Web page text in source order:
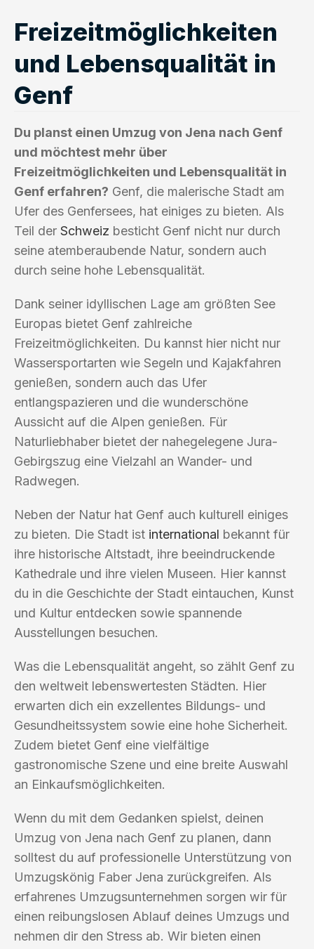
Freizeitmöglichkeiten
und Lebensqualität in
Genf
Du planst einen Umzug von Jena nach Genf
und möchtest mehr über
Freizeitmöglichkeiten und Lebensqualität in
Genf erfahren? Genf, die malerische Stadt am
Ufer des Genfersees, hat einiges zu bieten. Als
Teil der Schweiz besticht Genf nicht nur durch
seine atemberaubende Natur, sondern auch
durch seine hohe Lebensqualität.
Dank seiner idyllischen Lage am größten See
Europas bietet Genf zahlreiche
Freizeitmöglichkeiten. Du kannst hier nicht nur
Wassersportarten wie Segeln und Kajakfahren
genießen, sondern auch das Ufer
entlangspazieren und die wunderschöne
Aussicht auf die Alpen genießen. Für
Naturliebhaber bietet der nahegelegene Jura-
Gebirgszug eine Vielzahl an Wander- und
Radwegen.
Neben der Natur hat Genf auch kulturell einiges
zu bieten. Die Stadt ist international bekannt für
ihre historische Altstadt, ihre beeindruckende
Kathedrale und ihre vielen Museen. Hier kannst
du in die Geschichte der Stadt eintauchen, Kunst
und Kultur entdecken sowie spannende
Ausstellungen besuchen.
Was die Lebensqualität angeht, so zählt Genf zu
den weltweit lebenswertesten Städten. Hier
erwarten dich ein exzellentes Bildungs- und
Gesundheitssystem sowie eine hohe Sicherheit.
Zudem bietet Genf eine vielfältige
gastronomische Szene und eine breite Auswahl
an Einkaufsmöglichkeiten.
Wenn du mit dem Gedanken spielst, deinen
Umzug von Jena nach Genf zu planen, dann
solltest du auf professionelle Unterstützung von
Umzugskönig Faber Jena zurückgreifen. Als
erfahrenes Umzugsunternehmen sorgen wir für
einen reibungslosen Ablauf deines Umzugs und
nehmen dir den Stress ab. Wir bieten einen